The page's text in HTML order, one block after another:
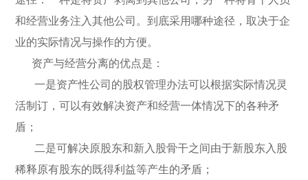
和经营业务注入其他公司。到底采用哪种途径，取决于企
业的实际情况与操作的方便。
资产与经营分离的优点是：
一是资产性公司的股权管理办法可以根据实际情况灵
活制订，可以有效解决资产和经营一体情况下的各种矛
盾；
二是可解决原股东和新入股骨干之间由于新股东入股
稀释原有股东的既得利益等产生的矛盾；